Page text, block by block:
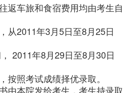
车旅和食宿费用均由考生自
2011年3月5日至8月25日
年8月29日至8月30日
照考试成绩择优录取。
本院发给考生，考生持录取